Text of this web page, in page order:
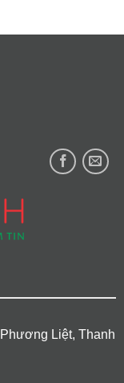
Liệt, Thanh